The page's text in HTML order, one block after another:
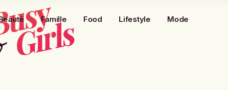
Famille Food Lifestyle Mode